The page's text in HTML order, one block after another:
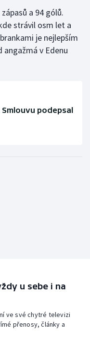
a 94 gólů.
strávil osm let a
je nejlepším
v Edenu
podepsal
u sebe i na
ve své chytré televizi
přenosy, články a